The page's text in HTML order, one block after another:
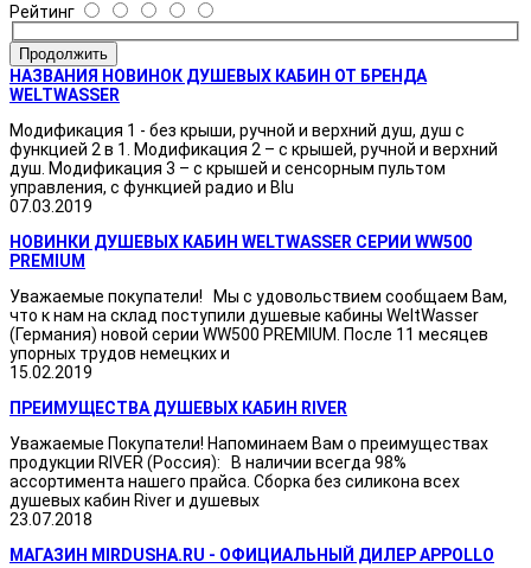
Рейтинг
Продолжить
НАЗВАНИЯ НОВИНОК ДУШЕВЫХ КАБИН ОТ БРЕНДА
WELTWASSER
Модификация 1 - без крыши, ручной и верхний душ, душ с
функцией 2 в 1. Модификация 2 – с крышей, ручной и верхний
душ. Модификация 3 – с крышей и сенсорным пультом
управления, с функцией радио и Blu
07.03.2019
НОВИНКИ ДУШЕВЫХ КАБИН WELTWASSER СЕРИИ WW500
PREMIUM
Уважаемые покупатели! Мы с удовольствием сообщаем Вам,
что к нам на склад поступили душевые кабины WeltWasser
(Германия) новой серии WW500 PREMIUM. После 11 месяцев
упорных трудов немецких и
15.02.2019
ПРЕИМУЩЕСТВА ДУШЕВЫХ КАБИН RIVER
Уважаемые Покупатели! Напоминаем Вам о преимуществах
продукции RIVER (Россия): В наличии всегда 98%
ассортимента нашего прайса. Сборка без силикона всех
душевых кабин River и душевых
23.07.2018
МАГАЗИН MIRDUSHA.RU - ОФИЦИАЛЬНЫЙ ДИЛЕР APPOLLO